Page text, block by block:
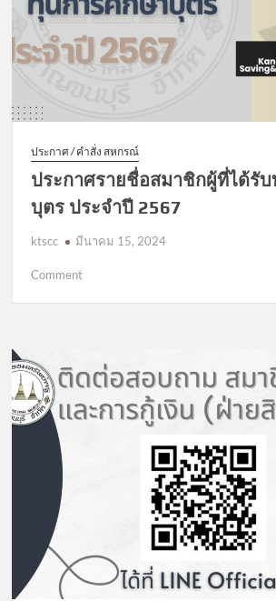
ประกาศ / คำสั่ง สหกรณ์
ประกาศรายชื่อสมาชิกผู้ที่ได้รั
บุตร ประจำปี 2567
ktscc มีนาคม 15, 2024
Commenton
ผู้
ได้
ปี